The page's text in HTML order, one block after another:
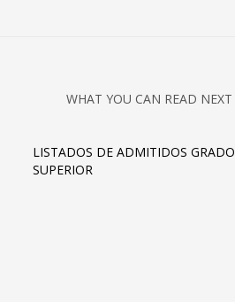
WHAT YOU CAN READ NEXT
LISTADOS DE ADMITIDOS GRADO
SUPERIOR